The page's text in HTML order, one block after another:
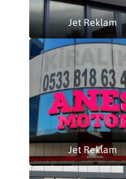
Jet Reklam
Jet Reklam